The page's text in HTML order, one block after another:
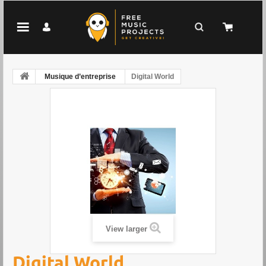
Musique d’entreprise Digital World
View larger